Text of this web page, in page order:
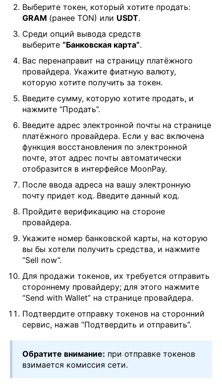
Выберите токен, который хотите продать:
GRAM (ранее TON) или USDT.
Среди опций вывода средств
выберите “Банковская карта”.
Вас перенаправит на страницу платёжного
провайдера. Укажите фиатную валюту,
которую хотите получить за токен.
Введите сумму, которую хотите продать, и
нажмите “Продать”.
Введите адрес электронной почты на странице
платёжного провайдера. Если у вас включена
функция восстановления по электронной
почте, этот адрес почты автоматически
отобразится в интерфейсе MoonPay.
После ввода адреса на вашу электронную
почту придет код. Введите данный код.
Пройдите верификацию на стороне
провайдера.
Укажите номер банковской карты, на которую
вы бы хотели получить средства, и нажмите
“Sell now”.
Для продажи токенов, их требуется отправить
стороннему провайдеру; для этого нажмите
“Send with Wallet” на странице провайдера.
Подтвердите отправку токенов на сторонний
сервис, нажав “Подтвердить и отправить”.
Обратите внимание: при отправке токенов
взимается комиссия сети.